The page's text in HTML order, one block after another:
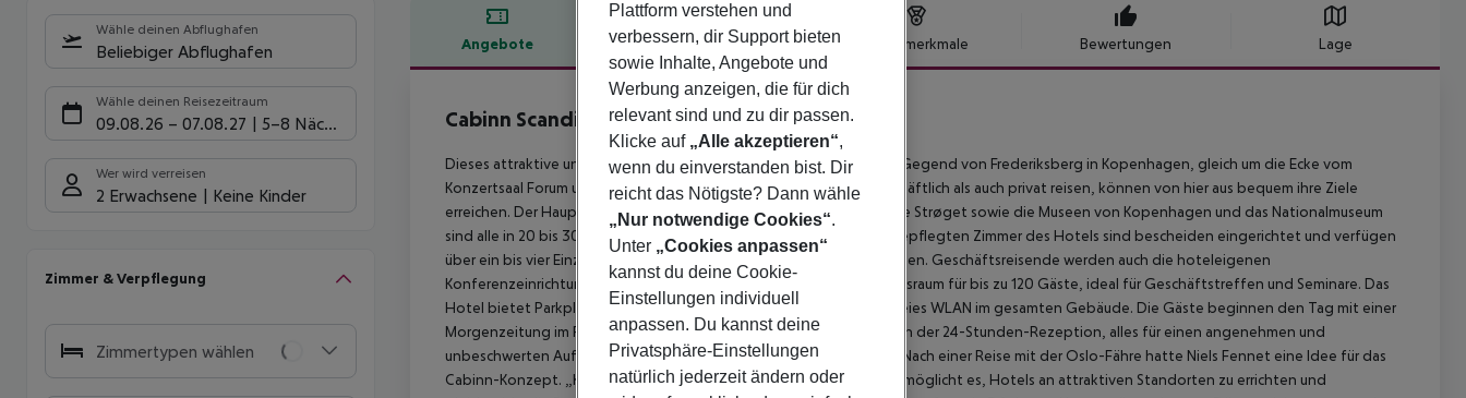
Wähle deinen Abflughafen
Beliebiger Abflughafen
Wähle deinen Reisezeitraum
09.08.26 – 07.08.27 5-8 Nächte
Wer wird verreisen
2 Erwachsene Keine Kinder
Zimmer & Verpflegung
Zimmertypen wählen
Angebote Hotelbeschreibung Hotelmerkmale Bewertungen Lage
Hotelbeschreibung
Cabinn Scandinavia
2
Dieses attraktive und moderne Hotel befindet sich in einer ruhigen Gegend von Frederiksberg in Kopenhagen, gleich um die Ecke vom
Konzertsaal Forum und der U-Bahn-Station. Gäste, die sowohl geschäftlich als auch privat reisen, können von hier aus bequem ihre Ziele
erreichen. Der Hauptbahnhof Kopenhagen, Tivoli, die Einkaufsstraße Strøget sowie die Museen von Kopenhagen und das Nationalmuseum
sind alle in 20 bis 30 Minuten zu Fuß erreichbar. Die eleganten und gepflegten Zimmer des Hotels sind bescheiden eingerichtet und verfügen
über ein bis vier Einzel- und Etagenbetten sowie helle, fröhliche Farben. Geschäftsreisende werden auch die hoteleigenen
Konferenzeinrichtungen mit Catering schätzen, darunter ein Tagungsraum für bis zu 120 Gäste, ideal für Geschäftstreffen und Seminare. Das
Hotel bietet Parkplätze vor Ort für 100 DKK pro Nacht und kostenfreies WLAN im gesamten Gebäude. Die Gäste beginnen den Tag mit einer
Morgenzeitung im Frühstückscafé und finden Getränke und Snacks an der 24-Stunden-Rezeption, alles für einen angenehmen und
unbeschwerten Aufenthalt in Kopenhagen. Die Cabinn-Geschichte Nach einer Reise mit der Oslo-Fähre hatte Niels Fennet eine Idee für das
Cabinn-Konzept. „Kabinen an Land! Das spart Platz und Geld und ermöglicht es, Hotels an attraktiven Standorten zu errichten und
Plattform verstehen und
verbessern, dir Support bieten
sowie Inhalte, Angebote und
Werbung anzeigen, die für dich
relevant sind und zu dir passen.
Klicke auf „Alle akzeptieren“,
wenn du einverstanden bist. Dir
reicht das Nötigste? Dann wähle
„Nur notwendige Cookies“.
Unter „Cookies anpassen“
kannst du deine Cookie-
Einstellungen individuell
anpassen. Du kannst deine
Privatsphäre-Einstellungen
natürlich jederzeit ändern oder